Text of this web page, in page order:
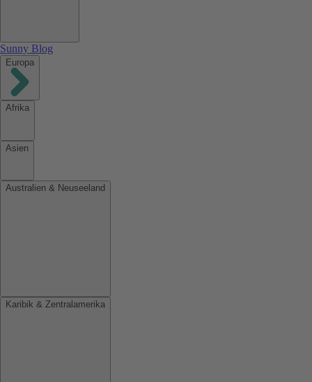
Sunny Blog
Europa
Afrika
Asien
Australien & Neuseeland
Karibik & Zentralamerika